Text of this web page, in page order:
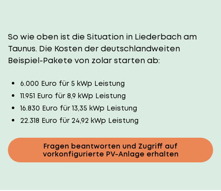
So wie oben ist die Situation in Liederbach am
Taunus. Die Kosten der deutschlandweiten
Beispiel-Pakete von zolar starten ab:
6.000 Euro für 5 kWp Leistung
11.951 Euro für 8,9 kWp Leistung
16.830 Euro für 13,35 kWp Leistung
22.318 Euro für 24,92 kWp Leistung
Fragen beantworten und Zugriff auf
vorkonfigurierte PV-Anlage erhalten